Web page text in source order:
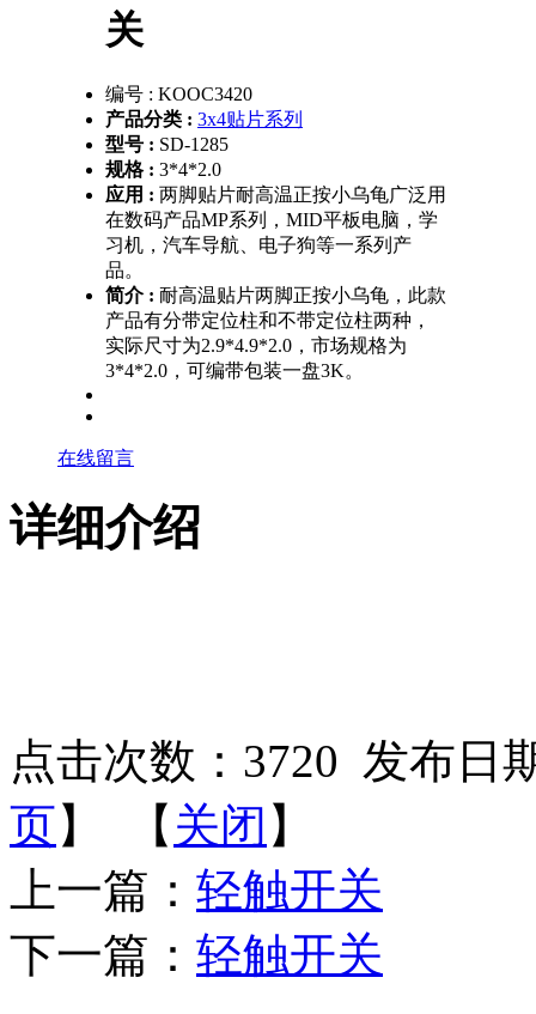
关
编号 : KOOC3420
产品分类 : 3x4贴片系列
型号 : SD-1285
规格 : 3*4*2.0
应用 : 两脚贴片耐高温正按小乌龟广泛用
在数码产品MP系列，MID平板电脑，学
习机，汽车导航、电子狗等一系列产
品。
简介 : 耐高温贴片两脚正按小乌龟，此款
产品有分带定位柱和不带定位柱两种，
实际尺寸为2.9*4.9*2.0，市场规格为
3*4*2.0，可编带包装一盘3K。
在线留言
详细介绍
点击次数： 3720 发布日
页】 【 关闭 】
上一篇： 轻触开关
下一篇： 轻触开关